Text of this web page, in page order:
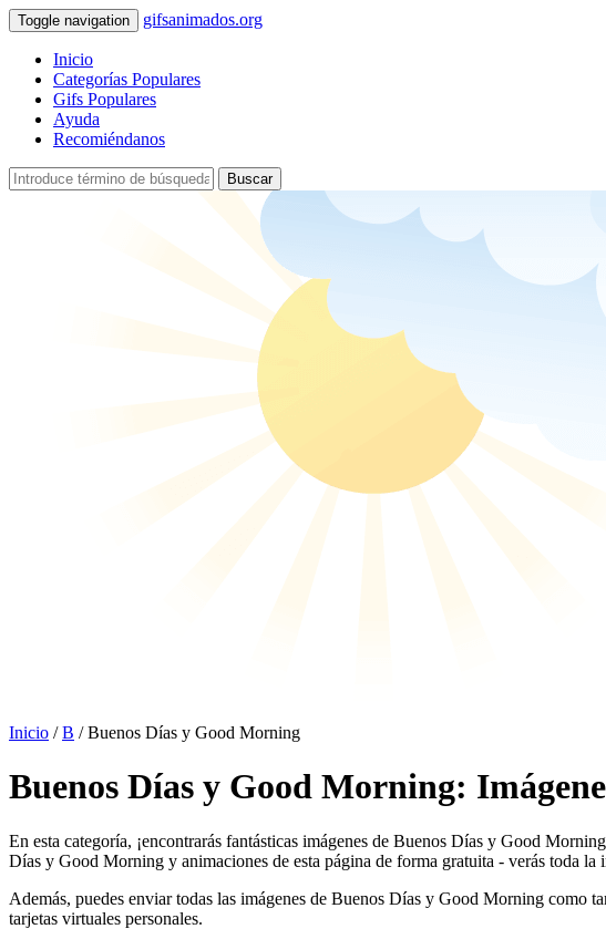
Toggle navigation gifsanimados.org
Inicio
Categorías Populares
Gifs Populares
Ayuda
Recomiéndanos
Buscar
Inicio /B / Buenos Días y Good Morning
Buenos Días y Good Morning:
En esta categoría, ¡encontrarás fantásticas imágenes de Buenos Días y Good
Días y Good Morning y animaciones de esta página de forma gratuita - verás toda
Además, puedes enviar todas las imágenes de Buenos Días y Good Morning como
tarjetas virtuales personales.